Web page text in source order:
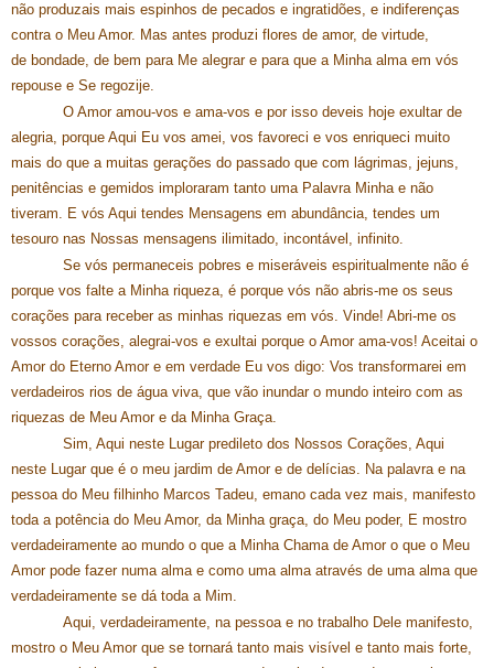
não produzais mais espinhos de pecados e ingratidões, e indiferenças
contra o Meu Amor. Mas antes produzi flores de amor, de virtude,
de bondade, de bem para Me alegrar e para que a Minha alma em vós
repouse e Se regozije.
O Amor amou-vos e ama-vos e por isso deveis hoje exultar de
alegria, porque Aqui Eu vos amei, vos favoreci e vos enriqueci muito
mais do que a muitas gerações do passado que com lágrimas, jejuns,
penitências e gemidos imploraram tanto uma Palavra Minha e não
tiveram. E vós Aqui tendes Mensagens em abundância, tendes um
tesouro nas Nossas mensagens ilimitado, incontável, infinito.
Se vós permaneceis pobres e miseráveis espiritualmente não é
porque vos falte a Minha riqueza, é porque vós não abris-me os seus
corações para receber as minhas riquezas em vós. Vinde! Abri-me os
vossos corações, alegrai-vos e exultai porque o Amor ama-vos! Aceitai o
Amor do Eterno Amor e em verdade Eu vos digo: Vos transformarei em
verdadeiros rios de água viva, que vão inundar o mundo inteiro com as
riquezas de Meu Amor e da Minha Graça.
Sim, Aqui neste Lugar predileto dos Nossos Corações, Aqui
neste Lugar que é o meu jardim de Amor e de delícias. Na palavra e na
pessoa do Meu filhinho Marcos Tadeu, emano cada vez mais, manifesto
toda a potência do Meu Amor, da Minha graça, do Meu poder, E mostro
verdadeiramente ao mundo o que a Minha Chama de Amor o que o Meu
Amor pode fazer numa alma e como uma alma através de uma alma que
verdadeiramente se dá toda a Mim.
Aqui, verdadeiramente, na pessoa e no trabalho Dele manifesto,
mostro o Meu Amor que se tornará tanto mais visível e tanto mais forte,